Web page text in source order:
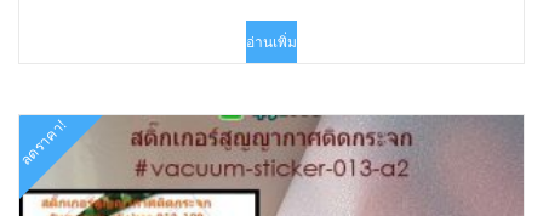
was:
฿3,840.00.
อ่านเพิ่ม
ลดราคา!